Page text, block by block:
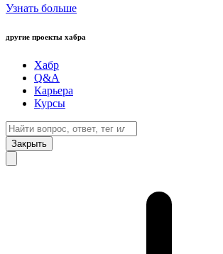
Узнать больше
другие проекты хабра
Хабр
Q&A
Карьера
Курсы
Закрыть